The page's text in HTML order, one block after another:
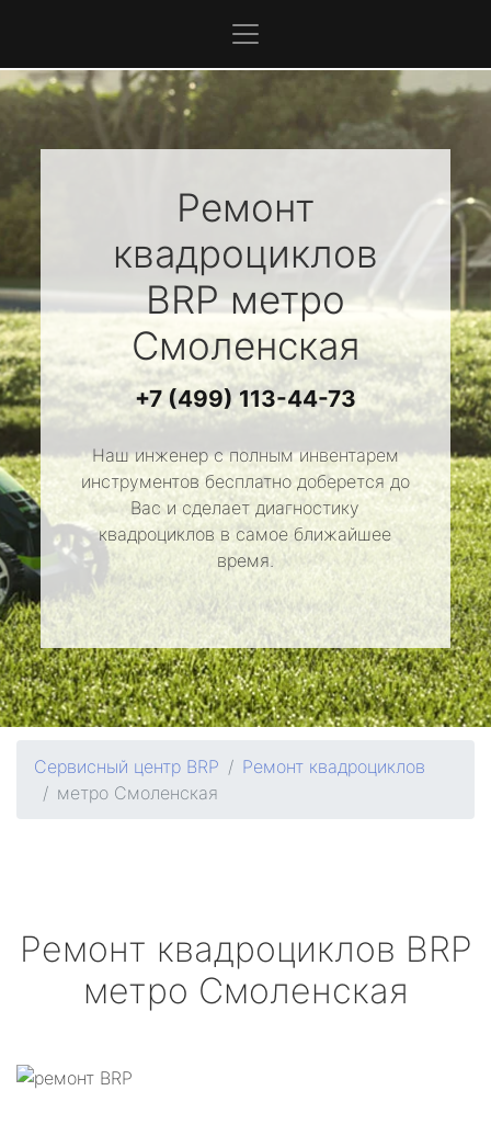
Ремонт
квадроциклов
BRP метро
Смоленская
+7 (499) 113-44-73
Наш инженер с полным инвентарем
инструментов бесплатно доберется до
Вас и сделает диагностику
квадроциклов в самое ближайшее
время.
Сервисный центр BRP
Ремонт квадроциклов
метро Смоленская
Ремонт квадроциклов BRP
метро Смоленская